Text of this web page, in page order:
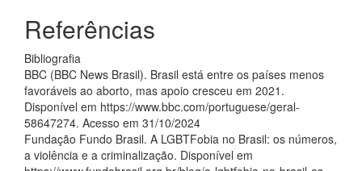
Referências
Bibliografia
BBC (BBC News Brasil). Brasil está entre os países menos
favoráveis ao aborto, mas apoio cresceu em 2021.
Disponível em https://www.bbc.com/portuguese/geral-
58647274. Acesso em 31/10/2024
Fundação Fundo Brasil. A LGBTFobia no Brasil: os números,
a violência e a criminalização. Disponível em